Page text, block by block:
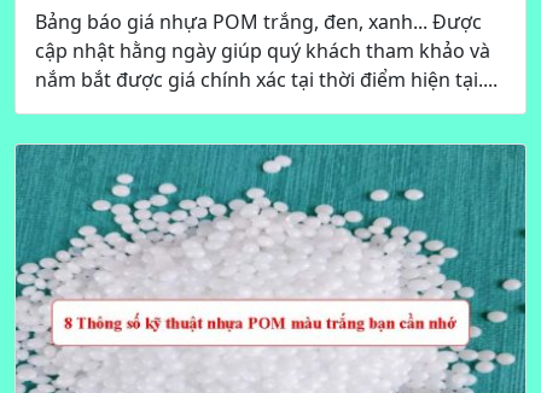
Bảng báo giá nhựa POM trắng, đen, xanh... Được
cập nhật hằng ngày giúp quý khách tham khảo và
nắm bắt được giá chính xác tại thời điểm hiện tại....